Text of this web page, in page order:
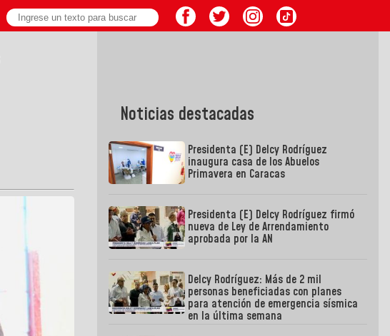
Noticias destacadas
Presidenta (E) Delcy Rodríguez
inaugura casa de los Abuelos
Primavera en Caracas
Presidenta (E) Delcy Rodríguez firmó
nueva de Ley de Arrendamiento
aprobada por la AN
Delcy Rodríguez: Más de 2 mil
personas beneficiadas con planes
para atención de emergencia sísmica
en la última semana